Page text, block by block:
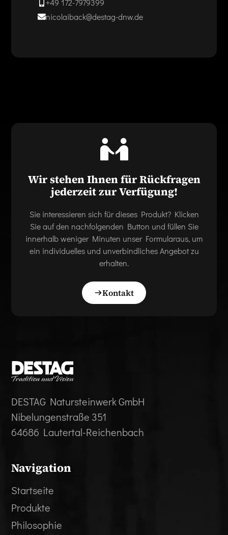
+49 172-7979399
nicolaiback@destag-dnw.de
Wir stehen Ihnen für Rückfragen
jederzeit zur Verfügung!
Sie interessieren sich für dieses Produkt? Klicken
Sie auf den nachfolgenden Button und füllen Sie
innerhalb weniger Minuten unser Formularaus, um
ein individuelles und unverbindliches Angebot zu
erhalten.
Kontakt
DESTAG Natursteinwerk GmbH
Nibelungenstraße 351
64686 Lautertal-Reichenbach
Navigation
Startseite
Produkte
Philosophie